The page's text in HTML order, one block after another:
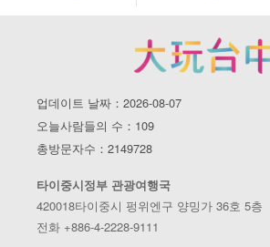
업데이트 날짜：2026-08-07
오늘사람들의 수：109
총방문자수：2149728
타이중시정부 관광여행국
420018타이중시 펑위엔구 양밍가 36호 5층
전화 +886-4-2228-9111